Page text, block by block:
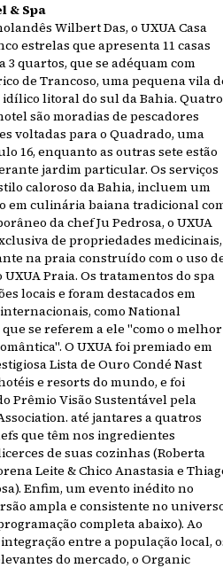
& Spa
Wilbert Das, o UXUA Casa
estrelas que apresenta 11 casas
3 quartos, que se adéquam com
de Trancoso, uma pequena vila
litoral do sul da Bahia. Quatro
são moradias de pescadores
voltadas para o Quadrado, uma
16, enquanto as outras sete estão
jardim particular. Os serviços
caloroso da Bahia, incluem um
em culinária baiana tradicional
da chef Ju Pedrosa, o UXUA
de propriedades medicinais,
na praia construído com o uso
Praia. Os tratamentos do spa
locais e foram destacados em
como National
se referem a ele "como o melhor
O UXUA foi premiado em
Lista de Ouro Condé Nast
e resorts do mundo, e foi
Prêmio Visão Sustentável pela
até jantares a quatros
que têm nos ingredientes
de suas cozinhas (Roberta
Leite & Chico Anastasia e
Enfim, um evento inédito no
ampla e consistente no
completa abaixo). Ao
entre a população local,
do mercado, o Organic